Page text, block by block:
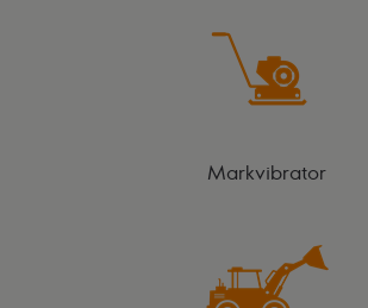
Markvibrator